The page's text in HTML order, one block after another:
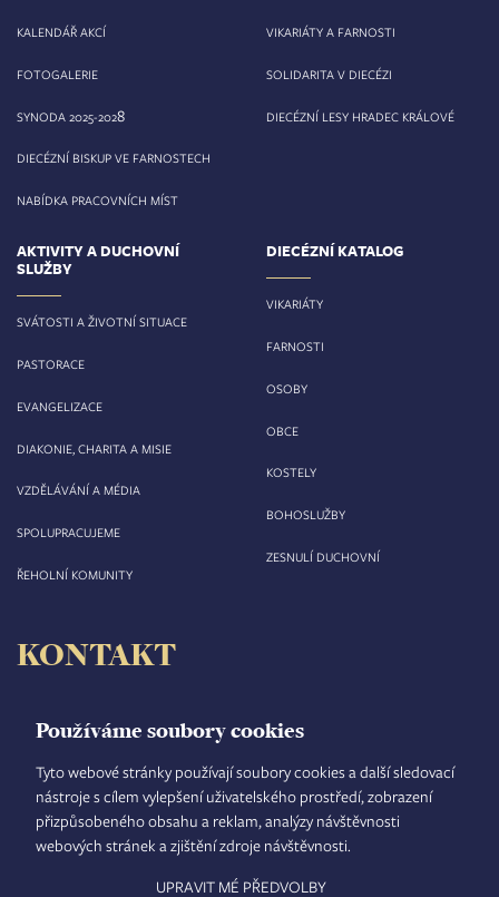
Používáme soubory cookies
Tyto webové stránky používají soubory cookies a další sledovací
nástroje s cílem vylepšení uživatelského prostředí, zobrazení
přizpůsobeného obsahu a reklam, analýzy návštěvnosti
webových stránek a zjištění zdroje návštěvnosti.
UPRAVIT MÉ PŘEDVOLBY
KALENDÁŘ AKCÍ
FOTOGALERIE
SYNODA 2025-2028
DIECÉZNÍ BISKUP VE FARNOSTECH
NABÍDKA PRACOVNÍCH MÍST
VIKARIÁTY A FARNOSTI
SOLIDARITA V DIECÉZI
DIECÉZNÍ LESY HRADEC KRÁLOVÉ
AKTIVITY A DUCHOVNÍ
SLUŽBY
SVÁTOSTI A ŽIVOTNÍ SITUACE
PASTORACE
EVANGELIZACE
DIAKONIE, CHARITA A MISIE
VZDĚLÁVÁNÍ A MÉDIA
SPOLUPRACUJEME
ŘEHOLNÍ KOMUNITY
DIECÉZNÍ KATALOG
VIKARIÁTY
FARNOSTI
OSOBY
OBCE
KOSTELY
BOHOSLUŽBY
ZESNULÍ DUCHOVNÍ
KONTAKT
Velké náměstí 35/44
500 03 Hradec Králové
tel.: +420 495 063 611
IČO: 00 44 51 34
DIČ: CZ 00 44 51 34
Číslo účtu: 1006010044/5500
TISKOVÝ MLUVČÍ INTRANET MAPA STRÁNEK